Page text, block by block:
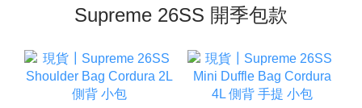
Supreme 26SS 開季包款